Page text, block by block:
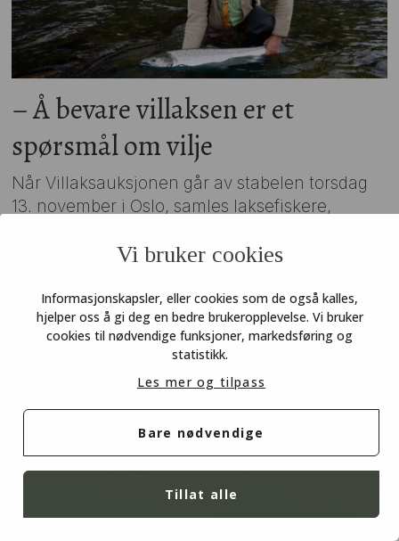
Vi bruker cookies
Informasjonskapsler, eller cookies som de også kalles,
hjelper oss å gi deg en bedre brukeropplevelse. Vi bruker
cookies til nødvendige funksjoner, markedsføring og
statistikk.
Les mer og tilpass
Bare nødvendige
Tillat alle
– Å bevare villaksen er et
spørsmål om vilje
Når Villaksauksjonen går av stabelen torsdag
13. november i Oslo, samles laksefiskere,
sak. Auksjonen, arrangert av den frivillige
årene samlet inn over 30 millioner kroner til
konkrete tiltak for villaks og sjøørret.